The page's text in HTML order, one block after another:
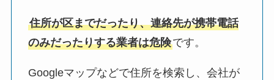
住所が区までだったり、連絡先が携帯電話
のみだったりする業者は危険です。
Googleマップなどで住所を検索し、会社が